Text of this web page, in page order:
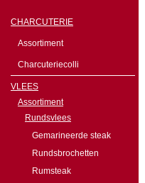
CHARCUTERIE
Assortiment
Charcuteriecolli
VLEES
Assortiment
Rundsvlees
Gemarineerde steak
Rundsbrochetten
Rumsteak